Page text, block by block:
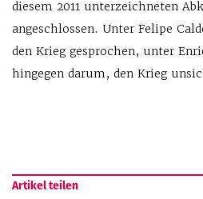
diesem 2011 unterzeichneten
angeschlossen. Unter Felipe
den Krieg gesprochen, unter
hingegen darum, den Krieg
Artikel teilen